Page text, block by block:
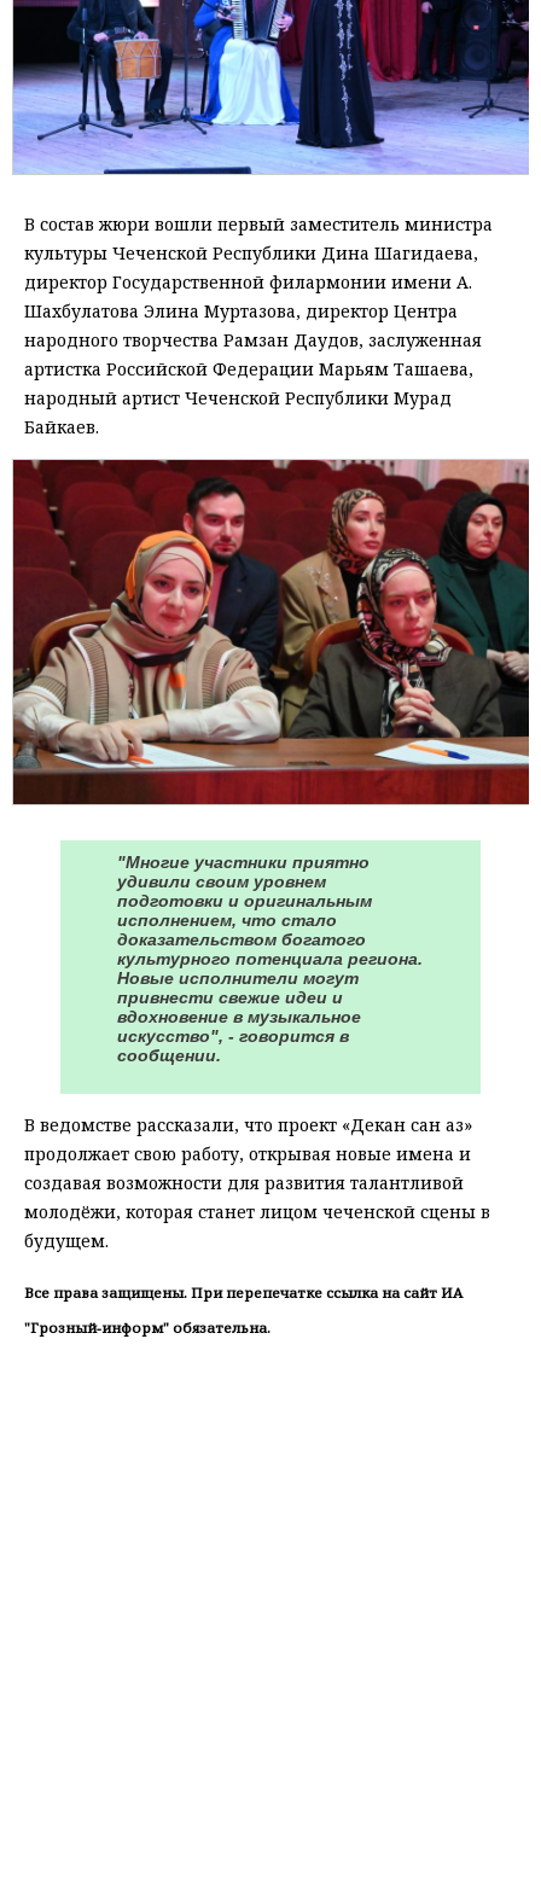
В состав жюри вошли первый заместитель министра
культуры Чеченской Республики Дина Шагидаева,
директор Государственной филармонии имени А.
Шахбулатова Элина Муртазова, директор Центра
народного творчества Рамзан Даудов, заслуженная
артистка Российской Федерации Марьям Ташаева,
народный артист Чеченской Республики Мурад
Байкаев.
"Многие участники приятно
удивили своим уровнем
подготовки и оригинальным
исполнением, что стало
доказательством богатого
культурного потенциала региона.
Новые исполнители могут
привнести свежие идеи и
вдохновение в музыкальное
искусство", - говорится в
сообщении.
В ведомстве рассказали, что проект «Декан сан аз»
продолжает свою работу, открывая новые имена и
создавая возможности для развития талантливой
молодёжи, которая станет лицом чеченской сцены в
будущем.
Все права защищены. При перепечатке ссылка на сайт ИА
"Грозный-информ" обязательна.